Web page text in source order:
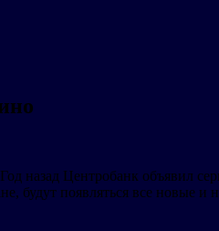
назад Центробанк объявил
будут появляться все новые